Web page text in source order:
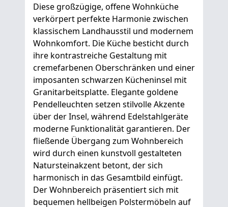
Diese großzügige, offene Wohnküche
verkörpert perfekte Harmonie zwischen
klassischem Landhausstil und modernem
Wohnkomfort. Die Küche besticht durch
ihre kontrastreiche Gestaltung mit
cremefarbenen Oberschränken und einer
imposanten schwarzen Kücheninsel mit
Granitarbeitsplatte. Elegante goldene
Pendelleuchten setzen stilvolle Akzente
über der Insel, während Edelstahlgeräte
moderne Funktionalität garantieren. Der
fließende Übergang zum Wohnbereich
wird durch einen kunstvoll gestalteten
Natursteinakzent betont, der sich
harmonisch in das Gesamtbild einfügt.
Der Wohnbereich präsentiert sich mit
bequemen hellbeigen Polstermöbeln auf